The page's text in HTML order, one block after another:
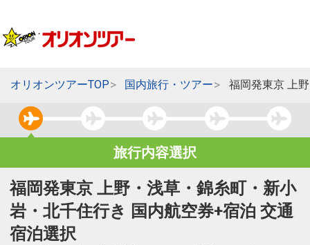
オリオンツアーTOP 国内旅行・ツアー 福岡発東京 上
旅行内容選択
福岡発東京 上野・浅草・錦糸町・新小
岩・北千住行き 国内航空券+宿泊 交通
宿泊選択